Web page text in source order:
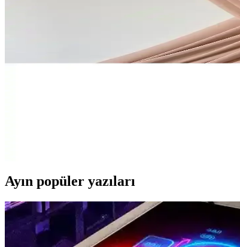
İki pleksi isimlik modeli arasındaki farklar, özellikler ve
RetroLazer Pleksi İsimlikleri Modern ve
RetroLazer Pleksi İsimlikler, estetik ve dayanıklılığıyla iç
Ayın popüler yazıları